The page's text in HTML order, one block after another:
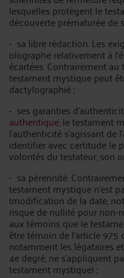
lesquelles protègent le
découverte prématurée de
- sa libre rédaction. Les
olographe relativement à
écartées. Contrairement
testament mystique peut
dactylographié ;
- ses garanties
authentique, le testament
l'authenticité s'agissant de
identifier avec certitude le
volontés du testateur, son
- sa pérennité.
testament mystique n'est
(modification de la date,
risque de nullité pour non-
aux témoins que le
être témoin de l'article 975
notamment les légataires
4e degré, ne s'appliquent
testament mystique) ;